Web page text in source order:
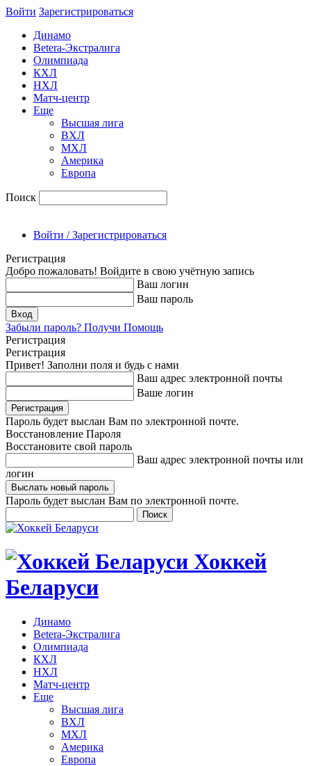
Войти Зарегиcтрироваться
Динамо
Betera-Экстралига
Олимпиада
КХЛ
НХЛ
Матч-центр
Еще
Высшая лига
ВХЛ
МХЛ
Америка
Европа
Поиск
Войти / Зарегистрироваться
Регистрация
Добро пожаловать! Войдите в свою учётную запись
Ваш логин
Ваш пароль
Забыли пароль? Получи Помощь
Регистрация
Регистрация
Привет! Заполни поля и будь с нами
Ваш адрес электронной почты
Ваше логин
Пароль будет выслан Вам по электронной почте.
Восстановление Пароля
Восстановите свой пароль
Ваш адрес электронной почты или
логин
Пароль будет выслан Вам по электронной почте.
Хоккей
Беларуси
Динамо
Betera-Экстралига
Олимпиада
КХЛ
НХЛ
Матч-центр
Еще
Высшая лига
ВХЛ
МХЛ
Америка
Европа